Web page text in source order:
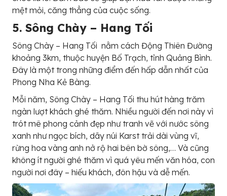
mệt mỏi, căng thẳng của cuộc sống.
5. Sông Chày – Hang Tối
Sông Chày – Hang Tối nằm cách Động Thiên Đường
khoảng 3km, thuộc huyện Bố Trạch, tỉnh Quảng Bình.
Đây là một trong những điểm đến hấp dẫn nhất của
Phong Nha Kẻ Bàng.
Mỗi năm, Sông Chày – Hang Tối thu hút hàng trăm
ngàn lượt khách ghé thăm. Nhiều người đến nơi này vì
trót mê phong cảnh đẹp như tranh vẽ với nước sông
xanh như ngọc bích, dãy núi Karst trải dài vùng vĩ,
rừng hoa vàng anh nở rộ hai bên bờ sông,… Và cũng
không ít người ghé thăm vì quá yêu mến văn hóa, con
người nơi đây – hiếu khách, đôn hậu và dễ mến.